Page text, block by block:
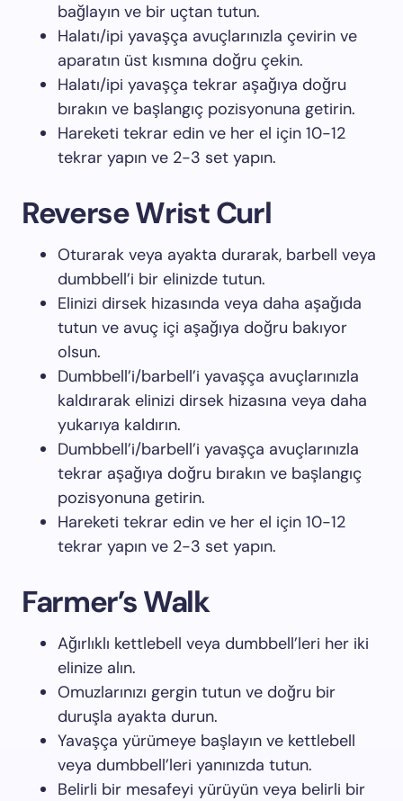
bağlayın ve bir uçtan tutun.
Halatı/ipi yavaşça avuçlarınızla çevirin ve
aparatın üst kısmına doğru çekin.
Halatı/ipi yavaşça tekrar aşağıya doğru
bırakın ve başlangıç pozisyonuna getirin.
Hareketi tekrar edin ve her el için 10-12
tekrar yapın ve 2-3 set yapın.
Reverse Wrist Curl
Oturarak veya ayakta durarak, barbell veya
dumbbell’i bir elinizde tutun.
Elinizi dirsek hizasında veya daha aşağıda
tutun ve avuç içi aşağıya doğru bakıyor
olsun.
Dumbbell’i/barbell’i yavaşça avuçlarınızla
kaldırarak elinizi dirsek hizasına veya daha
yukarıya kaldırın.
Dumbbell’i/barbell’i yavaşça avuçlarınızla
tekrar aşağıya doğru bırakın ve başlangıç
pozisyonuna getirin.
Hareketi tekrar edin ve her el için 10-12
tekrar yapın ve 2-3 set yapın.
Farmer’s Walk
Ağırlıklı kettlebell veya dumbbell’leri her iki
elinize alın.
Omuzlarınızı gergin tutun ve doğru bir
duruşla ayakta durun.
Yavaşça yürümeye başlayın ve kettlebell
veya dumbbell’leri yanınızda tutun.
Belirli bir mesafeyi yürüyün veya belirli bir